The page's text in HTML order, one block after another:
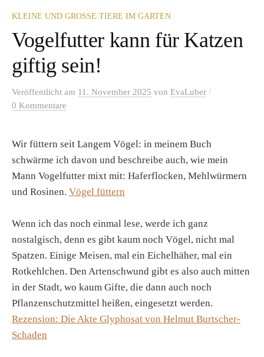
KLEINE UND GROSSE TIERE IM GARTEN
Vogelfutter kann für Katzen
giftig sein!
Veröffentlicht am 11. November 2025 von EvaLuber /
0 Kommentare
Wir füttern seit Langem Vögel: in meinem Buch
schwärme ich davon und beschreibe auch, wie mein
Mann Vogelfutter mixt mit: Haferflocken, Mehlwürmern
und Rosinen. Vögel füttern
Wenn ich das noch einmal lese, werde ich ganz
nostalgisch, denn es gibt kaum noch Vögel, nicht mal
Spatzen. Einige Meisen, mal ein Eichelhäher, mal ein
Rotkehlchen. Den Artenschwund gibt es also auch mitten
in der Stadt, wo kaum Gifte, die dann auch noch
Pflanzenschutzmittel heißen, eingesetzt werden.
Rezension: Die Akte Glyphosat von Helmut Burtscher-
Schaden